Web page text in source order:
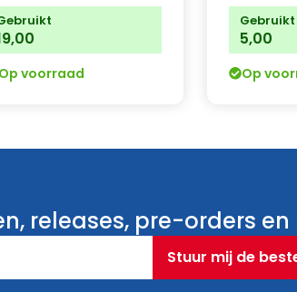
Op voorraad
Gebruikt
5,00
Op
releases, pre-orders en
Stuur mij de